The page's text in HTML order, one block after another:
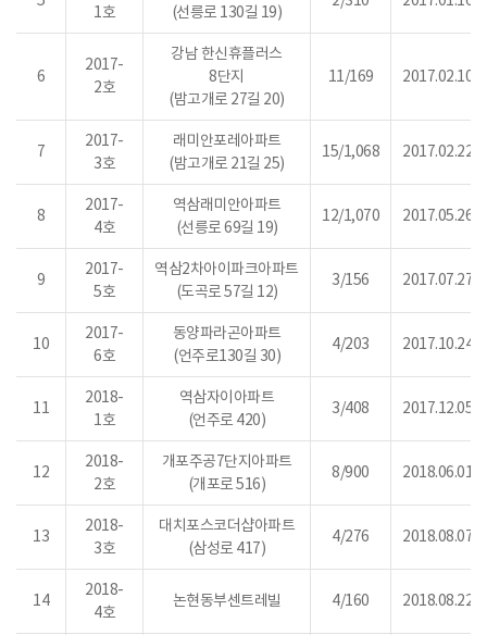
1호 (선릉로 130길 19)
6
2017-
2호
강남 한신휴플러스
8단지
(밤고개로 27길 20)
11/169 2017.02.10.
7
2017-
3호
래미안포레아파트
(밤고개로 21길 25)
15/1,068 2017.02.22.
8
2017-
4호
역삼래미안아파트
(선릉로 69길 19)
12/1,070 2017.05.26.
9
2017-
5호
역삼2차아이파크아파트
(도곡로 57길 12)
3/156 2017.07.27.
10
2017-
6호
동양파라곤아파트
(언주로130길 30)
4/203 2017.10.24.
11
2018-
1호
역삼자이아파트
(언주로 420)
3/408 2017.12.05.
12
2018-
2호
개포주공7단지아파트
(개포로 516)
8/900 2018.06.01.
13
2018-
3호
대치포스코더샵아파트
(삼성로 417)
4/276 2018.08.07.
14
2018-
4호
논현동부센트레빌 4/160 2018.08.22.